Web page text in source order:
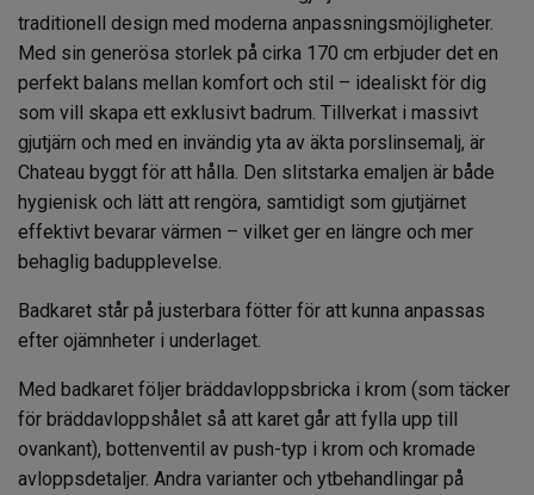
traditionell design med moderna anpassningsmöjligheter.
Med sin generösa storlek på cirka 170 cm erbjuder det en
perfekt balans mellan komfort och stil – idealiskt för dig
som vill skapa ett exklusivt badrum. Tillverkat i massivt
gjutjärn och med en invändig yta av äkta porslinsemalj, är
Chateau byggt för att hålla. Den slitstarka emaljen är både
hygienisk och lätt att rengöra, samtidigt som gjutjärnet
effektivt bevarar värmen – vilket ger en längre och mer
behaglig badupplevelse.
Badkaret står på justerbara fötter för att kunna anpassas
efter ojämnheter i underlaget.
Med badkaret följer bräddavloppsbricka i krom (som täcker
för bräddavloppshålet så att karet går att fylla upp till
ovankant), bottenventil av push-typ i krom och kromade
avloppsdetaljer. Andra varianter och ytbehandlingar på